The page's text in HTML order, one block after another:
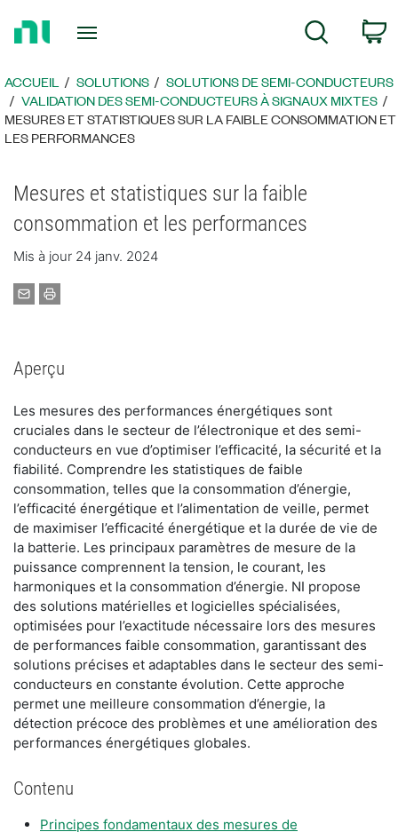
page
d’accueil
ACCUEIL SOLUTIONS
SOLUTIONS DE SEMI-CONDUCTEURS
​VALIDATION DES SEMI-CONDUCTEURS À SIGNAUX MIXTES
MESURES ET STATISTIQUES SUR LA FAIBLE CONSOMMATION ET
LES PERFORMANCES
Mesures et statistiques sur la faible
consommation et les performances
Mis à jour 24 janv. 2024
Aperçu
Les mesures des performances énergétiques sont
cruciales dans le secteur de l’électronique et des semi-
conducteurs en vue d’optimiser l’efficacité, la sécurité et la
fiabilité. Comprendre les statistiques de faible
consommation, telles que la consommation d’énergie,
l’efficacité énergétique et l’alimentation de veille, permet
de maximiser l’efficacité énergétique et la durée de vie de
la batterie. Les principaux paramètres de mesure de la
puissance comprennent la tension, le courant, les
harmoniques et la consommation d’énergie. NI propose
des solutions matérielles et logicielles spécialisées,
optimisées pour l’exactitude nécessaire lors des mesures
de performances faible consommation, garantissant des
solutions précises et adaptables dans le secteur des semi-
conducteurs en constante évolution. Cette approche
permet une meilleure consommation d’énergie, la
détection précoce des problèmes et une amélioration des
performances énergétiques globales.
Contenu
Principes fondamentaux des mesures de